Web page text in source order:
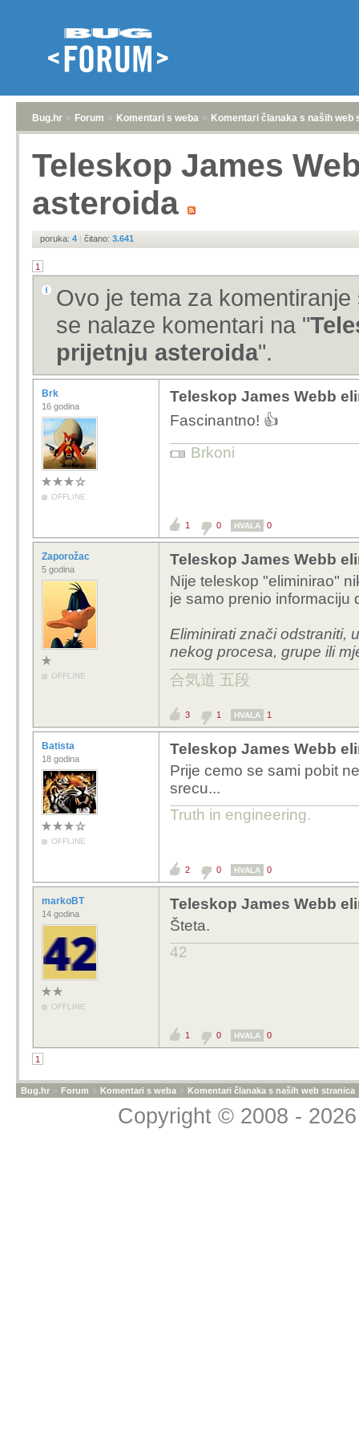
Bug.hr » Forum » Komentari s weba » Komentari članaka s naših web
Teleskop James
asteroida
poruka: 4 | čitano: 3.641
1
Ovo je tema za
se nalaze komentari na "
prijetnju asteroida".
Brk
16 godina
OFFLINE
Teleskop James Webb
Fascinantno! 👍
Brkoni
1 0 HVALA 0
Zaporožac
5 godina
OFFLINE
Teleskop James Webb
Nije teleskop "eliminirao"
je samo prenio informaciju
Eliminirati znači odstraniti,
nekog procesa, grupe ili
合気道 五段
3 1 HVALA 1
Batista
18 godina
OFFLINE
Teleskop James Webb
Prije cemo se sami pobit
srecu...
Truth in engineering.
2 0 HVALA 0
markoBT
14 godina
OFFLINE
Teleskop James Webb
Šteta.
42
1 0 HVALA 0
1
Bug.hr » Forum » Komentari s weba » Komentari članaka s naših web stranica
Copyright © 2008 -